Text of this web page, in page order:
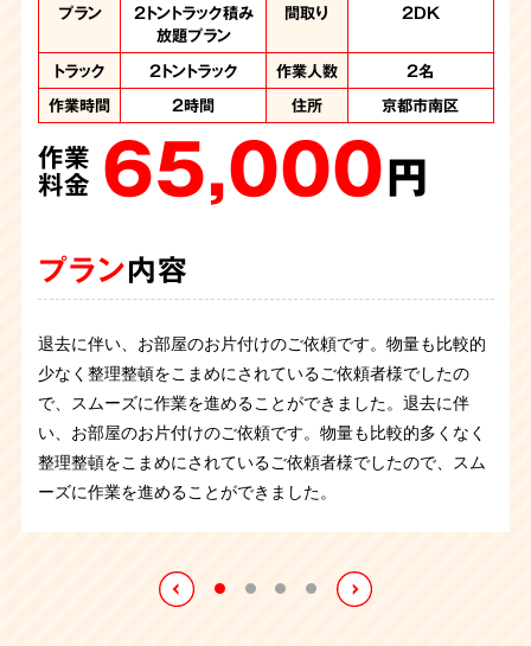
プラン
2トントラック積み
放題プラン
間取り 2DK
トラック 2トントラック 作業人数
2名
作業時間
2時間 住所 京都市南区
作業
料金 65,000円
プラン内容
退去に伴い、お部屋のお片付けのご依頼です。物量も比較的
少なく整理整頓をこまめにされているご依頼者様でしたの
で、スムーズに作業を進めることができました。退去に伴
い、お部屋のお片付けのご依頼です。物量も比較的多くなく
整理整頓をこまめにされているご依頼者様でしたので、スム
ーズに作業を進めることができました。
プラン 不用品回収 間取り
部屋の一部
トラック
軽トラック 作業人数
2名
作業時間
1時間 住所 京都市南区
作業
料金 28,000円
プラン 内容
してほしいとのことでした。テーブルや物干し竿、キャリー
バック、棚などを回収させていただきました。スタッフ2名
の1時間程で作業は完了しました。
プラン
1.5トントラック積
み放題プラン
間取り 2LDK
トラック 1.5トントラック 作業人数
2名
作業時間
2時間 住所 京都市南区
作業
料金 55,000円
プラン内容
引っ越しで不用になる家具や寝具、家電などを回収させてい
ただきました。金庫が重かったので慎重に気を付けて搬出
し、トラブルなく無事に完了しました。今回はスタッフ2名2
時間で終えました。
プラン 不用品回収 間取り
2LDK
トラック
1.5トントラック 作業人数
2名
作業時間
1時間30分 住所 京都市南区
作業
料金 50,000円
プラン 内容
依頼を承りました。
引っ越しに伴い、新居に持っていけないものを全て回収して
ほしいとのご依頼でした。冷蔵庫、キッチン棚、電子レン
ジ、リビングテーブル、椅子、タンス、照明器具などを回収
させていただきました。